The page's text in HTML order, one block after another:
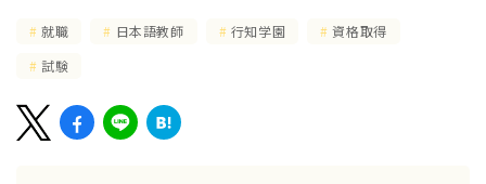
就職 日本語教師 行知学園
資格取得
試験